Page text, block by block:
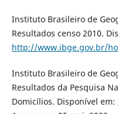
Instituto Brasileiro de
Resultados censo 2010.
http://www.ibge.gov.br/
Instituto Brasileiro de
Resultados da Pesquisa
Domicílios. Disponível em: